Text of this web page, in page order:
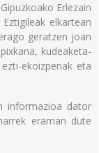
Erlezain
elkartean
geratzen joan
kudeaketa-
ekoizpenak eta
informazioa dator
eraman dute